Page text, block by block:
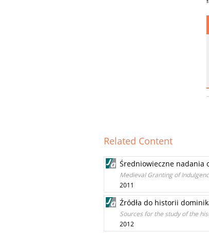
Related Content
Średniowieczne nadania
Medieval Granting of
2011
Źródła do historii
Sources for the study of the
2012